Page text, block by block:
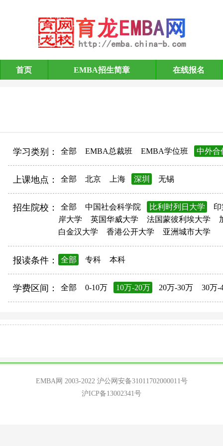
EMBA招生简章
首页 EMBA招生简章 在线报名
学习类别： 全部 EMBA总裁班 EMBA学位班 中外合
上课地点： 全部 北京 上海 深圳 无锡
招生院校： 全部 中国社会科学院 比利时列日大学
岸大学
英国华威大学 法国蒙彼利埃大学
白金汉大学
香港公开大学 亚洲城市大学
报读条件： 全部 专科 本科
学费区间： 全部 0-10万 10万-20万 20万-30万 30万-
EMBA网 2003-2022 沪公网安备31011702000011号
沪ICP备13002341号